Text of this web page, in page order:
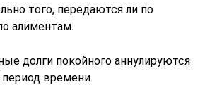
того, передаются ли по
алиментам.
долги покойного аннулируются
времени.